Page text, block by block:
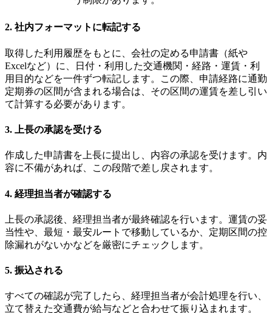
2. 社内フォーマットに転記する
取得した利用履歴をもとに、会社の定める申請書（紙や
Excelなど）に、日付・利用した交通機関・経路・運賃・利
用目的などを一件ずつ転記します。この際、申請経路に通勤
定期券の区間が含まれる場合は、その区間の運賃を差し引い
て計算する必要があります。
3. 上長の承認を受ける
作成した申請書を上長に提出し、内容の承認を受けます。内
容に不備があれば、この段階で差し戻されます。
4. 経理担当者が確認する
上長の承認後、経理担当者が最終確認を行います。運賃の妥
当性や、最短・最安ルートで移動しているか、定期区間の控
除漏れがないかなどを厳密にチェックします。
5. 振込される
すべての確認が完了したら、経理担当者が会計処理を行い、
立て替えた交通費が給与などと合わせて振り込まれます。